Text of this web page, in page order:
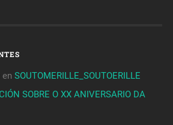
en SOUTOMERILLE_SOUTOERILLE
SOBRE O XX ANIVERSARIO DA